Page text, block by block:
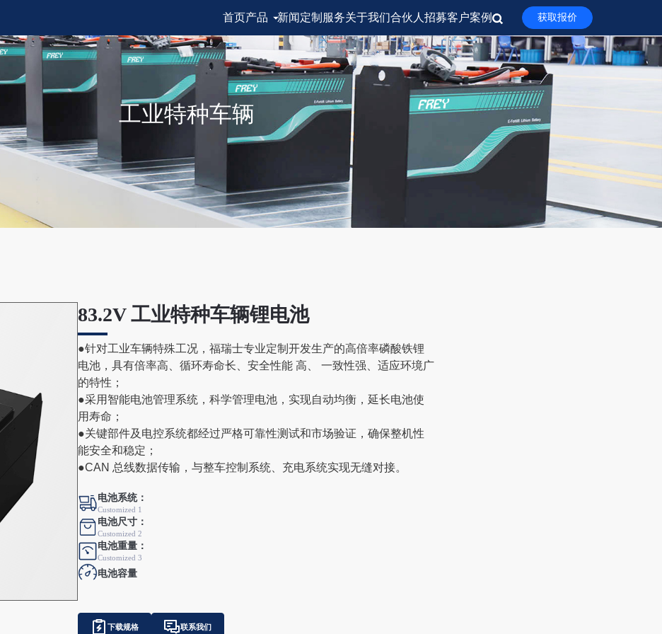
首页产品 新闻定制服务关于我们合伙人招募客户案例 获取报价
工业特种车辆
83.2V 工业特种车辆锂电池
●针对工业车辆特殊工况，福瑞士专业定制开发生产的高倍率磷酸铁锂
电池，具有倍率高、循环寿命长、安全性能 高、 一致性强、适应环境广
的特性；
●采用智能电池管理系统，科学管理电池，实现自动均衡，延长电池使
用寿命；
●关键部件及电控系统都经过严格可靠性测试和市场验证，确保整机性
能安全和稳定；
●CAN 总线数据传输，与整车控制系统、充电系统实现无缝对接。
电池系统：
Customized 1
电池尺寸：
Customized 2
电池重量：
Customized 3
电池容量
下载规格 联系我们